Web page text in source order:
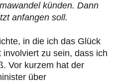
künden. Dann
anfangen soll.
in die ich das Glück
zu sein, dass ich
Vor kurzem hat der
über